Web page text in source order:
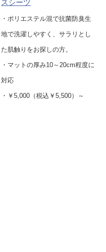
スシーツ
・ポリエステル混で抗菌防臭生
地で洗濯しやすく、サラリとし
た肌触りをお探しの方。
・マットの厚み10～20cm程度に
対応
・￥5,000（税込￥5,500）～